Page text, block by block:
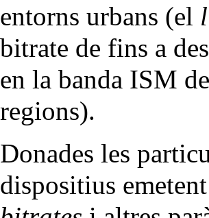
entorns urbans (el
bitrate de fins a
en la banda ISM
regions).
Donades les
dispositius